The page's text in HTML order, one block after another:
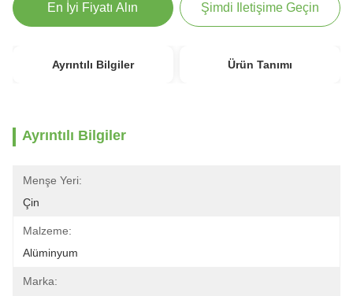
En İyi Fiyatı Alın Şimdi Iletişime Geçin
Ayrıntılı Bilgiler Ürün Tanımı
Ayrıntılı Bilgiler
Menşe Yeri:
Çin
Malzeme:
Alüminyum
Marka: